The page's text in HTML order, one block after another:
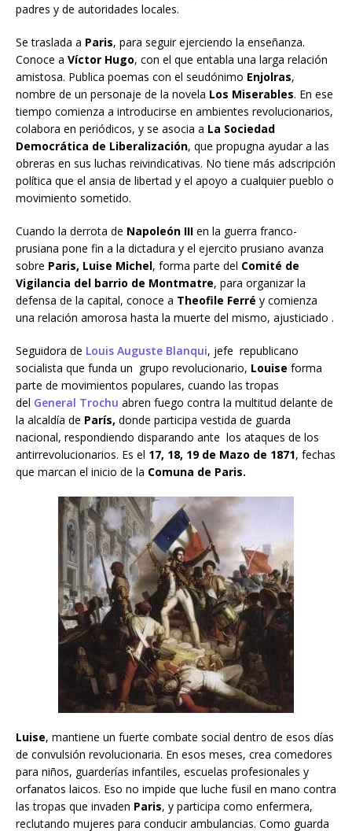
padres y de autoridades locales.
Se traslada a Paris, para seguir ejerciendo la enseñanza.
Conoce a Víctor Hugo, con el que entabla una larga relación
amistosa. Publica poemas con el seudónimo Enjolras,
nombre de un personaje de la novela Los Miserables. En ese
tiempo comienza a introducirse en ambientes revolucionarios,
colabora en periódicos, y se asocia a La Sociedad
Democrática de Liberalización, que propugna ayudar a las
obreras en sus luchas reivindicativas. No tiene más adscripción
política que el ansia de libertad y el apoyo a cualquier pueblo o
movimiento sometido.
Cuando la derrota de Napoleón III en la guerra franco-
prusiana pone fin a la dictadura y el ejercito prusiano avanza
sobre Paris, Luise Michel, forma parte del Comité de
Vigilancia del barrio de Montmatre, para organizar la
defensa de la capital, conoce a Theofile Ferré y comienza
una relación amorosa hasta la muerte del mismo, ajusticiado .
Seguidora de Louis Auguste Blanqui, jefe republicano
socialista que funda un grupo revolucionario, Louise forma
parte de movimientos populares, cuando las tropas
del General Trochu abren fuego contra la multitud delante de
la alcaldía de París, donde participa vestida de guarda
nacional, respondiendo disparando ante los ataques de los
antirrevolucionarios. Es el 17, 18, 19 de Mazo de 1871, fechas
que marcan el inicio de la Comuna de Paris.
Luise, mantiene un fuerte combate social dentro de esos días
de convulsión revolucionaria. En esos meses, crea comedores
para niños, guarderías infantiles, escuelas profesionales y
orfanatos laicos. Eso no impide que luche fusil en mano contra
las tropas que invaden Paris, y participa como enfermera,
reclutando mujeres para conducir ambulancias. Como guarda